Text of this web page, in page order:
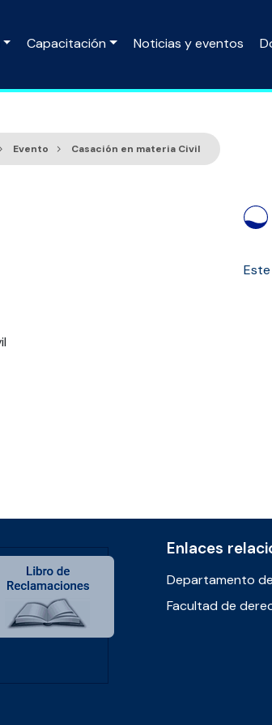
Capacitación Noticias y eventos
Evento Casación en materia Civil
Enlaces
Departamento
Facultad de